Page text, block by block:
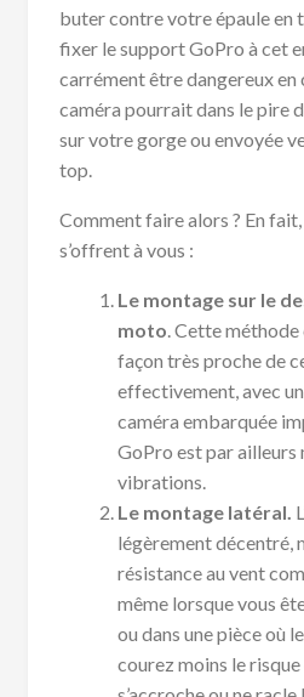
buter contre votre épaule en
fixer le support GoPro à cet
carrément être dangereux en
caméra pourrait dans le pire
sur votre gorge ou envoyée
top.
Comment faire alors ? En
s’offrent à vous :
Le montage sur le
moto . Cette
façon très proche de
effectivement, avec
caméra embarquée
GoPro est par ailleurs
vibrations.
Le montage latéral.
légèrement décentré,
résistance au vent
même lorsque vous
ou dans une pièce où
courez moins le risque